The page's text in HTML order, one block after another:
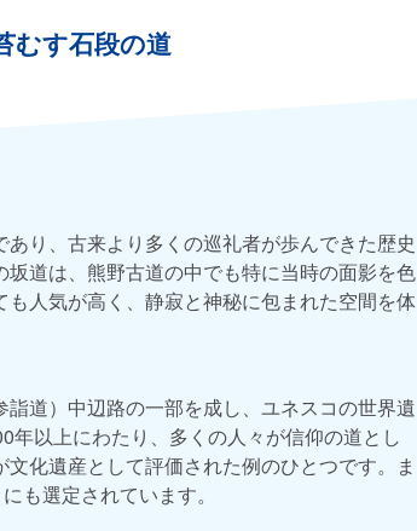
むす石段の道
り、古来より多くの巡礼者が歩んできた歴史
道は、熊野古道の中でも特に当時の面影を色
人気が高く、静寂と神秘に包まれた空間を体
道）中辺路の一部を成し、ユネスコの世界遺
以上にわたり、多くの人々が信仰の道とし
化遺産として評価された例のひとつです。ま
も選定されています。